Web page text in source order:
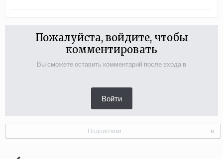
Пожалуйста, войдите, чтобы
комментировать
Вы сможете оставить комментарий после входа в
Войти
Подписчики 0